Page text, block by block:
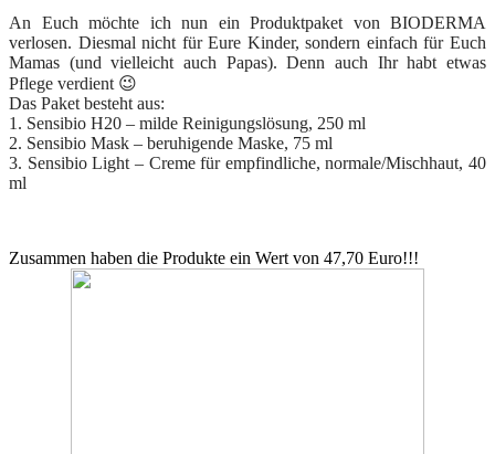
An Euch möchte ich nun ein Produktpaket von BIODERMA
verlosen. Diesmal nicht für Eure Kinder, sondern einfach für Euch
Mamas (und vielleicht auch Papas). Denn auch Ihr habt etwas
Pflege verdient 😉
Das Paket besteht aus:
1. Sensibio H20 – milde Reinigungslösung, 250 ml
2. Sensibio Mask – beruhigende Maske, 75 ml
3. Sensibio Light – Creme für empfindliche, normale/Mischhaut, 40
ml
Zusammen haben die Produkte ein Wert von 47,70 Euro!!!